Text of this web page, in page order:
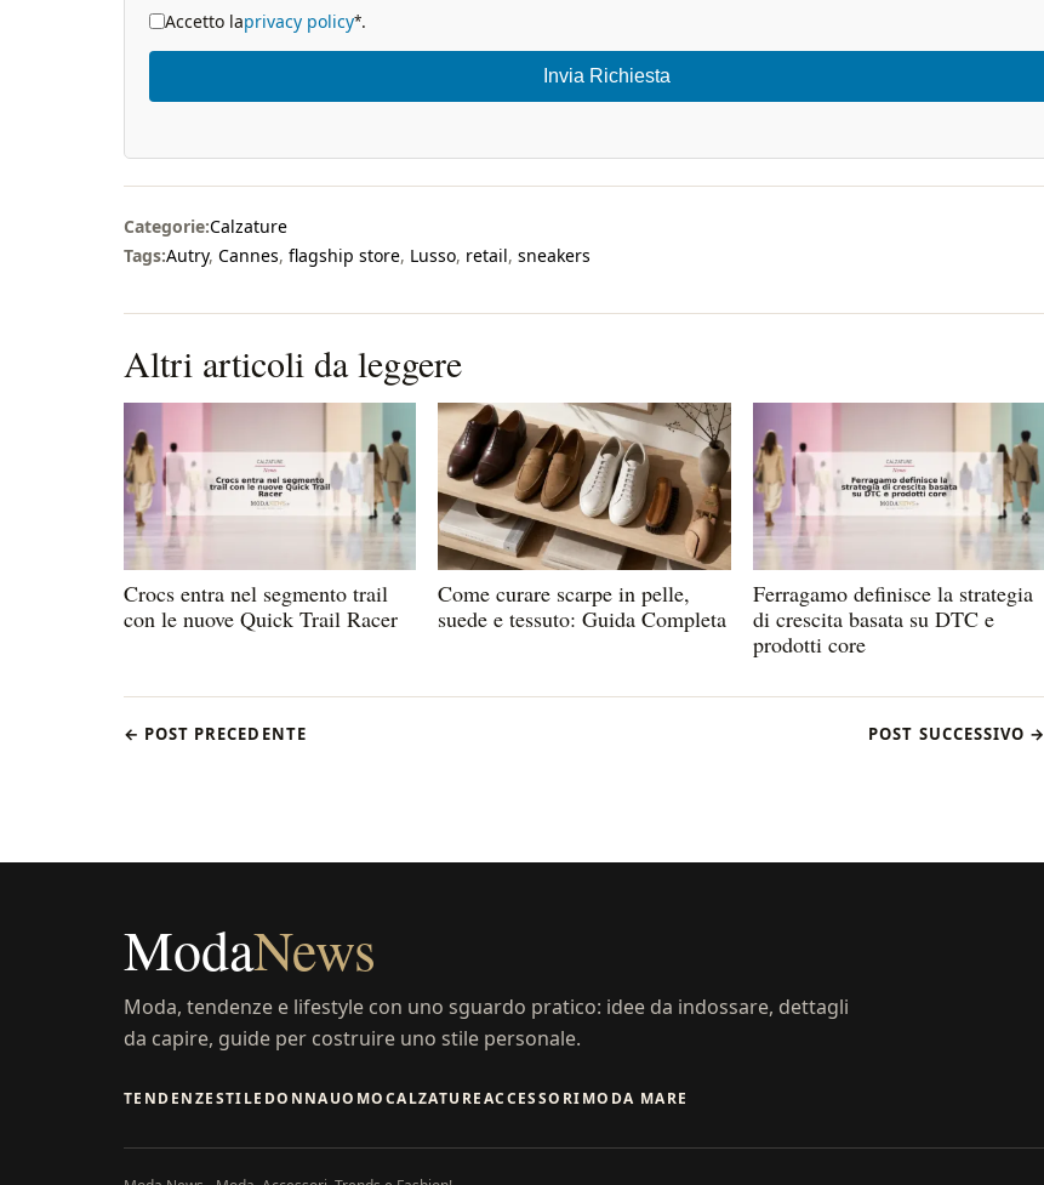
Accetto laprivacy policy*.
Invia Richiesta
Categorie:Calzature
Tags:Autry, Cannes, flagship store, Lusso, retail, sneakers
Altri articoli da leggere
Crocs entra nel segmento trail
con le nuove Quick Trail Racer
Come curare scarpe in pelle,
suede e tessuto: Guida Completa
Ferragamo definisce la strategia
di crescita basata su DTC e
prodotti core
← POST PRECEDENTE POST SUCCESSIVO →
ModaNews
Moda, tendenze e lifestyle con uno sguardo pratico: idee da indossare, dettagli
da capire, guide per costruire uno stile personale.
TENDENZESTILE DONNAUOMOCALZATUREACCESSORIMODA MARE